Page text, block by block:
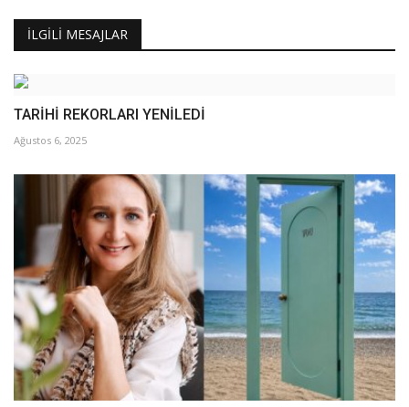
İLGILI MESAJLAR
TARİHİ REKORLARI YENİLEDİ
Ağustos 6, 2025